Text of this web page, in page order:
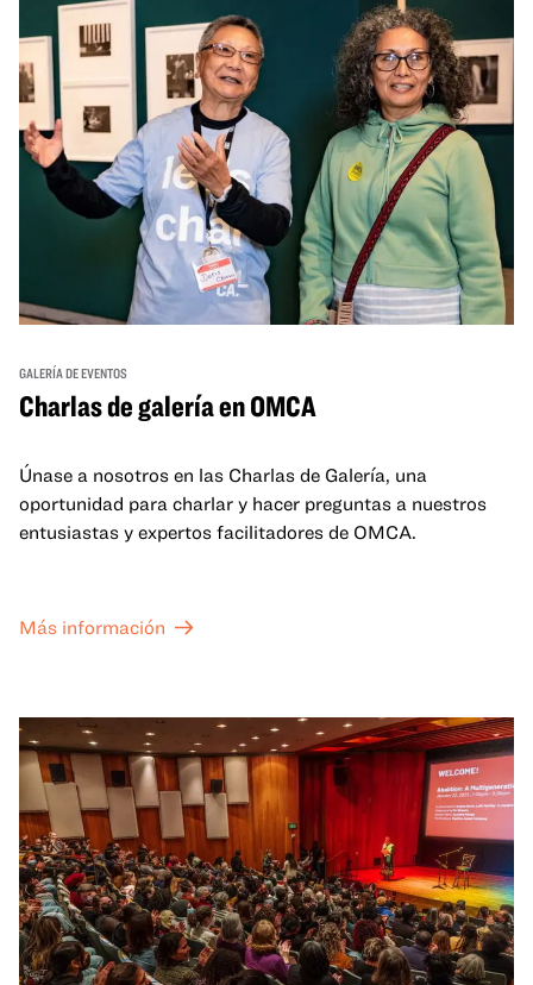
GALERÍA DE EVENTOS
Charlas de galería en OMCA
Únase a nosotros en las Charlas de Galería, una
oportunidad para charlar y hacer preguntas a nuestros
entusiastas y expertos facilitadores de OMCA.
Más información